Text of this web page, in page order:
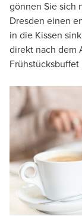
gönnen Sie sich
Dresden einen
in die Kissen
direkt nach dem
Frühstücksbuffet